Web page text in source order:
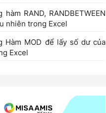
RAND, RANDBETWEEN
nhiên trong Excel
Hàm MOD để lấy số dư của
Excel